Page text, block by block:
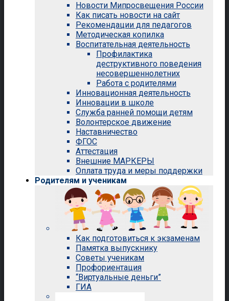
Новости Мипросвещения России
Как писать новости на сайт
Рекомендации для педагогов
Методическая копилка
Воспитательная деятельность
Профилактика
деструктивного поведения
несовершеннолетних
Работа с родителями
Инновационная деятельность
Инновации в школе
Служба ранней помощи детям
Волонтерское движение
Наставничество
ФГОС
Аттестация
Внешние МАРКЕРЫ
Оплата труда и меры поддержки
Родителям и ученикам
Как подготовиться к экзаменам
Памятка выпускнику
Советы ученикам
Профориентация
“Виртуальные деньги”
ГИА